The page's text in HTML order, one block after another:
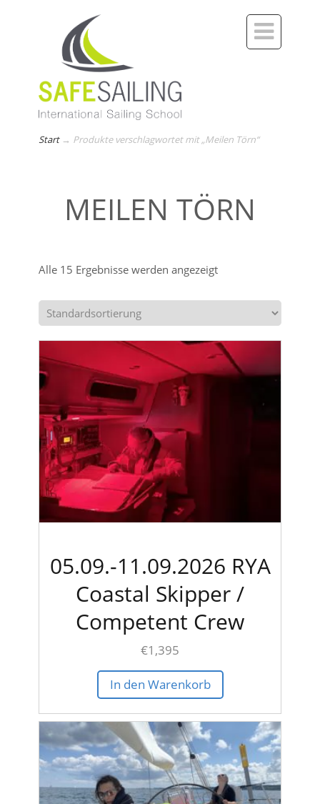

Start → Produkte verschlagwortet mit „Meilen Törn“
MEILEN TÖRN
Alle 15 Ergebnisse werden angezeigt
05.09.-11.09.2026 RYA
Coastal Skipper /
Competent Crew
€1,395
In den Warenkorb